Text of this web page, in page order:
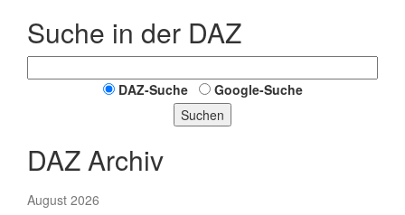
Suche in der DAZ
DAZ-Suche
Google-Suche
Suchen
DAZ Archiv
August 2026